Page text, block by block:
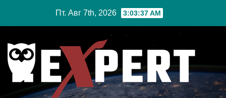
Пт. Авг 7th, 2026 3:03:37 AM